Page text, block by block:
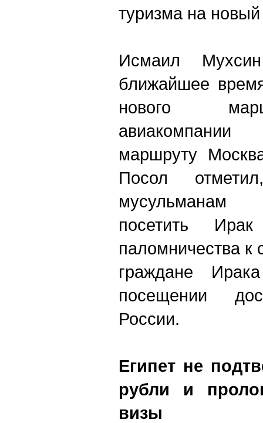
туризма на
Исмаил
ближайшее
нового
маршруту
Посол
мусульманам
посетить
паломничества к
граждане
посещении
России.
Египет не
рубли и
визы